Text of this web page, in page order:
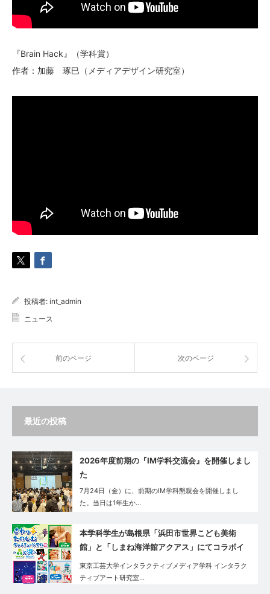
『Brain Hack』（学科賞）
作者：加藤 琢巳（メディアデザイン研究室）
投稿者: int_admin
ニュース
前のページ 次のページ
最近の投稿
2026年度前期の『IM学科交流会』を開催しまし
た
7月24日（金）に、前期のIM学科懇親会を開催しまし
た。当日は1年生か…
本学科学生が島根県「浜田市世界こども美術
館」と「しまね海洋館アクアス」にてコラボイ
ベントを実施
東京工芸大学インタラクティブメディア学科 インタラク
ティブアート研究室…